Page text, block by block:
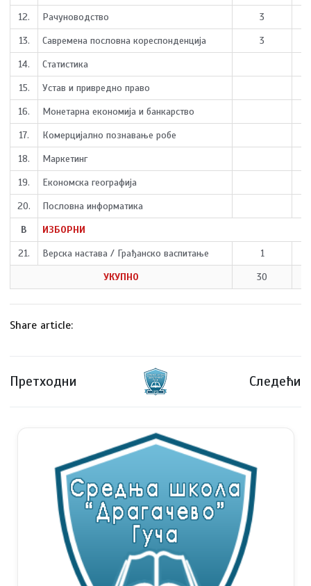
12.
Рачуноводство
3
13.
Савремена пословна кореспонденција
3
14.
Статистика
15.
Устав и привредно право
16.
Монетарна економија и банкарство
17.
Комерцијално познавање робе
18.
Маркетинг
19.
Економска географија
20.
Пословна информатика
В
ИЗБОРНИ
21.
Верска настава / Грађанско васпитање
1
УКУПНО
30
Share article:
Претходни Следећи